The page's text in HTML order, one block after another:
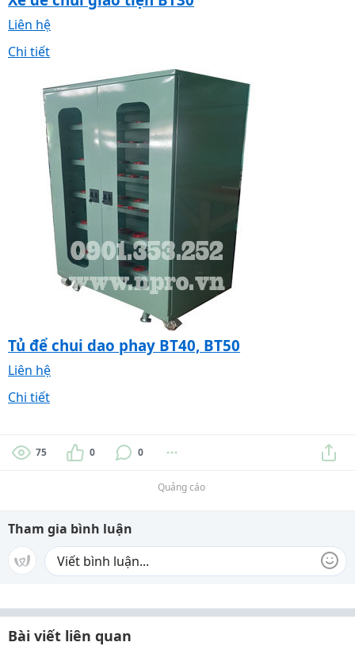
Liên hệ
Chi tiết
Tủ để chui dao phay BT40, BT50
Liên hệ
Chi tiết
75 0 0
Quảng cáo
Tham gia bình luận
Bài viết liên quan